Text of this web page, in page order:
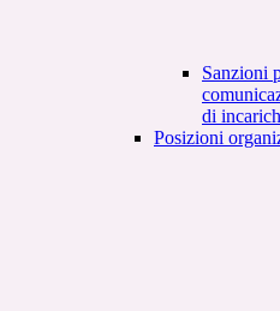
Sanzioni
di
Posizioni